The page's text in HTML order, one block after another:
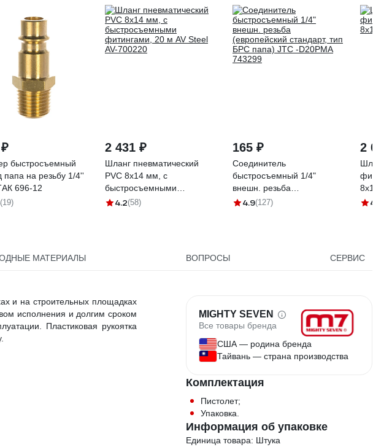
быстросъемный
папа на резьбу 1/4''
696-12
(19)
2 431 ₽
Шланг пневматический
PVC 8x14 мм, с
быстросъемными
фитингами, 20 м AV Steel
4.2(58)
165 ₽
Соединитель
быстросъемный 1/4"
внешн. резьба
(европейский стандарт, тип
4.9(127)
2
Шланг
8x12
4.5
МАТЕРИАЛЫ ВОПРОСЫ СЕРВИС
и на строительных площадках
исполнения и долгим сроком
Пластиковая рукоятка
MIGHTY SEVEN
Все товары бренда
США — родина бренда
Тайвань — страна производства
Комплектация
Пистолет;
Упаковка.
Информация об упаковке
Единица товара: Штука